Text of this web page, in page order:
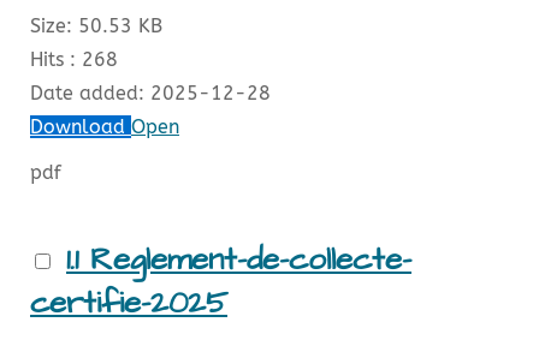
Size: 50.53 KB
Hits : 268
Date added: 2025-12-28
Download Open
pdf
1.1 Reglement-de-collecte-
certifie-2025